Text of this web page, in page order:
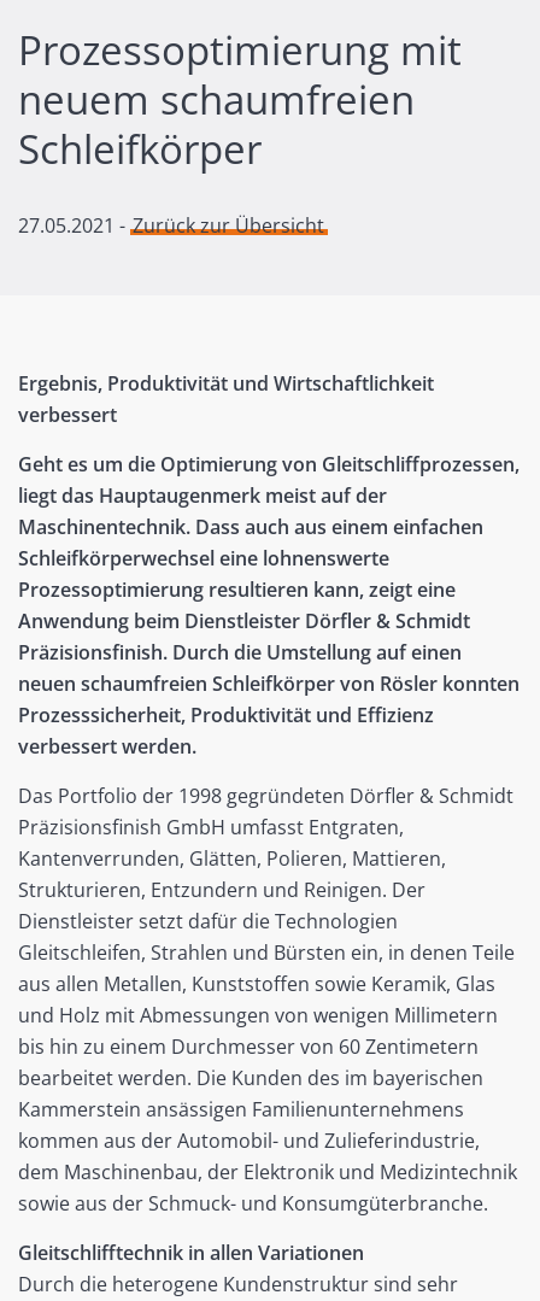
Prozessoptimierung mit
neuem schaumfreien
Schleifkörper
27.05.2021 - Zurück zur Übersicht
Ergebnis, Produktivität und Wirtschaftlichkeit
verbessert
Geht es um die Optimierung von Gleitschliffprozessen,
liegt das Hauptaugenmerk meist auf der
Maschinentechnik. Dass auch aus einem einfachen
Schleifkörperwechsel eine lohnenswerte
Prozessoptimierung resultieren kann, zeigt eine
Anwendung beim Dienstleister Dörfler & Schmidt
Präzisionsfinish. Durch die Umstellung auf einen
neuen schaumfreien Schleifkörper von Rösler konnten
Prozesssicherheit, Produktivität und Effizienz
verbessert werden.
Das Portfolio der 1998 gegründeten Dörfler & Schmidt
Präzisionsfinish GmbH umfasst Entgraten,
Kantenverrunden, Glätten, Polieren, Mattieren,
Strukturieren, Entzundern und Reinigen. Der
Dienstleister setzt dafür die Technologien
Gleitschleifen, Strahlen und Bürsten ein, in denen Teile
aus allen Metallen, Kunststoffen sowie Keramik, Glas
und Holz mit Abmessungen von wenigen Millimetern
bis hin zu einem Durchmesser von 60 Zentimetern
bearbeitet werden. Die Kunden des im bayerischen
Kammerstein ansässigen Familienunternehmens
kommen aus der Automobil- und Zulieferindustrie,
dem Maschinenbau, der Elektronik und Medizintechnik
sowie aus der Schmuck- und Konsumgüterbranche.
Gleitschlifftechnik in allen Variationen
Durch die heterogene Kundenstruktur sind sehr